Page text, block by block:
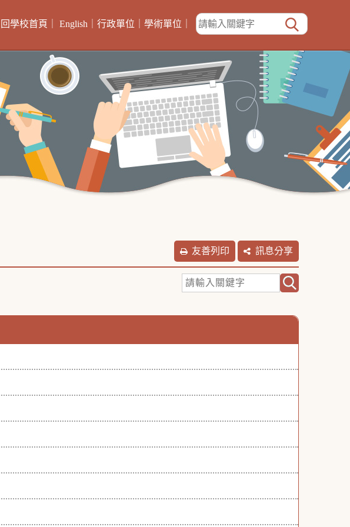
回學校首頁 English 行政單位 學術單位
友善列印 訊息分享